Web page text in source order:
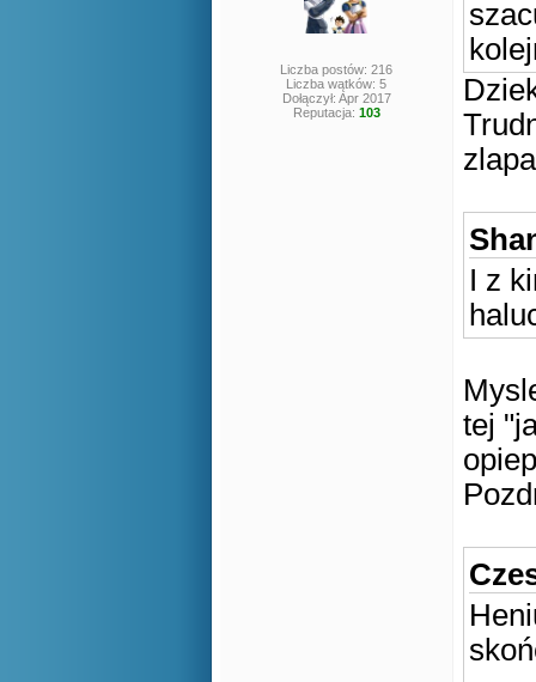
Liczba postów: 216
Liczba wątków: 5
Dołączył: Apr 2017
Reputacja: 103
I z
tej